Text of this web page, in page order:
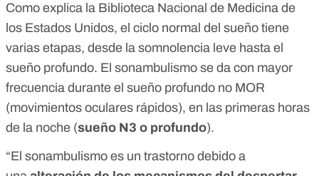
Como explica la Biblioteca Nacional de Medicina de
los Estados Unidos, el ciclo normal del sueño tiene
varias etapas, desde la somnolencia leve hasta el
sueño profundo. El sonambulismo se da con mayor
frecuencia durante el sueño profundo no MOR
(movimientos oculares rápidos), en las primeras horas
de la noche (sueño N3 o profundo).
“El sonambulismo es un trastorno debido a